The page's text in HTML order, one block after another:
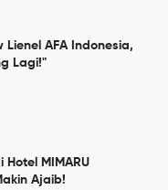
Lienel AFA Indonesia,
Lagi!"
Hotel MIMARU
Ajaib!